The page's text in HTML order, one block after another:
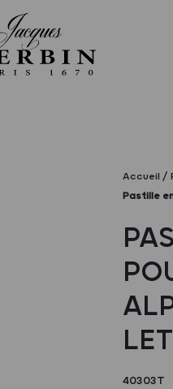
Accueil
Pastille
40303T